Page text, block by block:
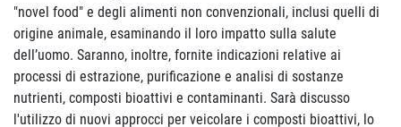
"novel food" e degli alimenti non convenzionali, inclusi quelli di
origine animale, esaminando il loro impatto sulla salute
dell’uomo. Saranno, inoltre, fornite indicazioni relative ai
processi di estrazione, purificazione e analisi di sostanze
nutrienti, composti bioattivi e contaminanti. Sarà discusso
l'utilizzo di nuovi approcci per veicolare i composti bioattivi, lo